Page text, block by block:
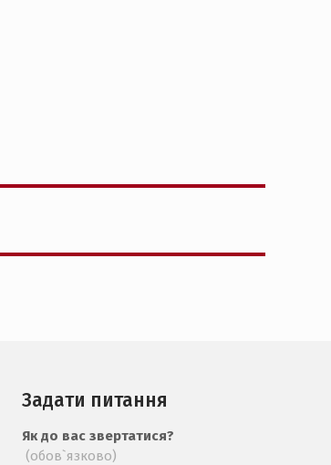
Задати питання
Як до вас звертатися?
(обов`язково)